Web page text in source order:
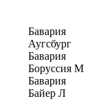
Бавария
Аугсбург
Бавария
Боруссия М
Бавария
Байер Л